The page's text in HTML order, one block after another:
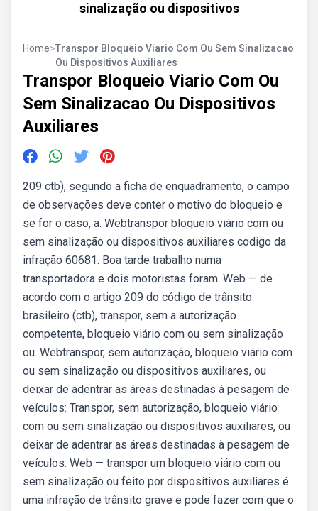
sinalização ou dispositivos
Home>Transpor Bloqueio Viario Com Ou Sem Sinalizacao
Ou Dispositivos Auxiliares
Transpor Bloqueio Viario Com Ou
Sem Sinalizacao Ou Dispositivos
Auxiliares
209 ctb), segundo a ficha de enquadramento, o campo
de observações deve conter o motivo do bloqueio e
se for o caso, a. Webtranspor bloqueio viário com ou
sem sinalização ou dispositivos auxiliares codigo da
infração 60681. Boa tarde trabalho numa
transportadora e dois motoristas foram. Web — de
acordo com o artigo 209 do código de trânsito
brasileiro (ctb), transpor, sem a autorização
competente, bloqueio viário com ou sem sinalização
ou. Webtranspor, sem autorização, bloqueio viário com
ou sem sinalização ou dispositivos auxiliares, ou
deixar de adentrar as áreas destinadas à pesagem de
veículos: Transpor, sem autorização, bloqueio viário
com ou sem sinalização ou dispositivos auxiliares, ou
deixar de adentrar as áreas destinadas à pesagem de
veículos: Web — transpor um bloqueio viário com ou
sem sinalização ou feito por dispositivos auxiliares é
uma infração de trânsito grave e pode fazer com que o